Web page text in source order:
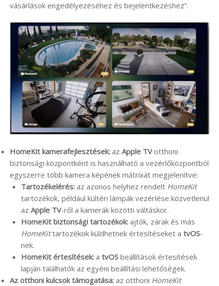
vásárlások engedélyezéséhez és bejelentkezéshez”.
HomeKit kamerafejlesztések: az Apple TVotthoni
biztonsági központként is használható a vezérlőközpontból
egyszerre több kamera képének mátrixát megjelenítve:
Tartozékelérés:az azonos helyhez rendelt HomeKit
tartozékok, például kültéri lámpák vezérlése közvetlenül
az Apple TV-ről a kamerák közötti váltáskor.
HomeKit biztonsági tartozékok:ajtók, zárak és más
HomeKittartozékok küldhetnek értesítéseket a tvOS-
nek.
HomeKit értesítések:a tvOSbeállítások értesítések
lapján találhatók az egyéni beállítási lehetőségek.
Az otthoni kulcsok támogatása: az otthoni HomeKit